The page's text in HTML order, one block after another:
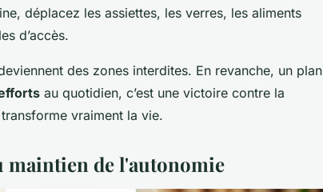
déplacez les assiettes, les verres, les aliments
d’accès.
des zones interdites. En revanche, un plan
au quotidien, c’est une victoire contre la
vraiment la vie.
maintien de l'autonomie